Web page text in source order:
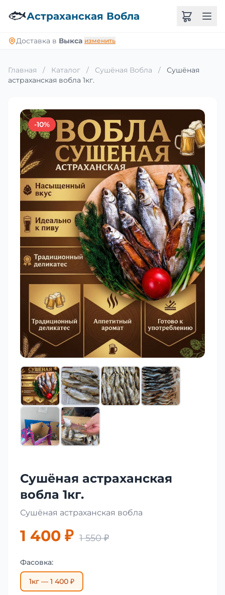
🐟Астраханская Вобла
Доставка в Выкса изменить
Главная / Каталог / Сушёная Вобла /
Сушёная
астраханская вобла 1кг.
-10%
Сушёная астраханская
вобла 1кг.
Сушёная астраханская вобла
1 400 ₽ 1 550 ₽
Фасовка:
1кг — 1 400 ₽